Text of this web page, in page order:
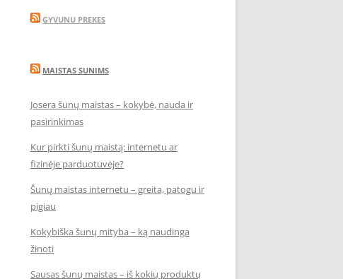
GYVUNU PREKES
MAISTAS SUNIMS
Josera šunų maistas – kokybė, nauda ir
pasirinkimas
Kur pirkti šunų maistą: internetu ar
fizinėje parduotuvėje?
Šunų maistas internetu – greita, patogu ir
pigiau
Kokybiška šunų mityba – ką naudinga
žinoti
Sausas šunų maistas – iš kokių produktų